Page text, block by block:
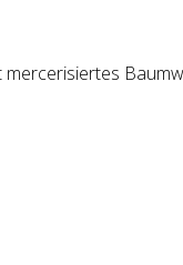
mercerisiertes